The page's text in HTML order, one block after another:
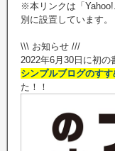
※本リンクは「
別に設置しています。
\\\ お知らせ ///
2022年6月30日に初の
シンプルブログのす
た！！